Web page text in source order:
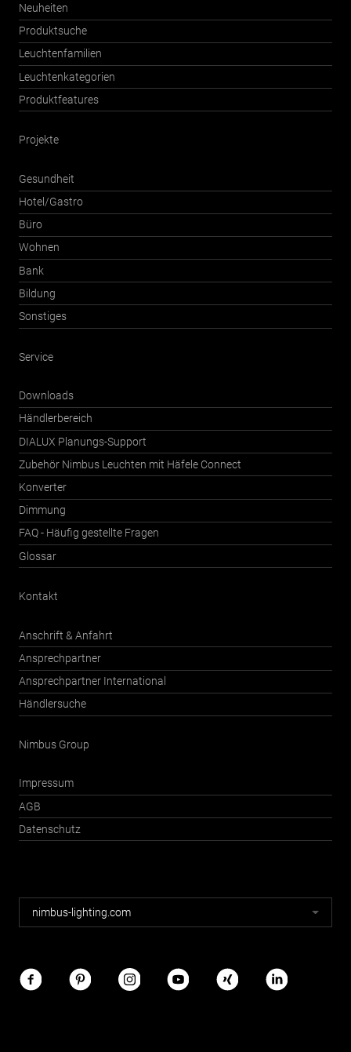
Neuheiten
Produktsuche
Leuchtenfamilien
Leuchtenkategorien
Produktfeatures
Projekte
Gesundheit
Hotel/Gastro
Büro
Wohnen
Bank
Bildung
Sonstiges
Service
Downloads
Händlerbereich
DIALUX Planungs-Support
Zubehör Nimbus Leuchten mit Häfele Connect
Konverter
Dimmung
FAQ - Häufig gestellte Fragen
Glossar
Kontakt
Anschrift & Anfahrt
Ansprechpartner
Ansprechpartner International
Händlersuche
Nimbus Group
Impressum
AGB
Datenschutz
Nimbus
Webseiten
nimbus-lighting.com
Nimbus
im